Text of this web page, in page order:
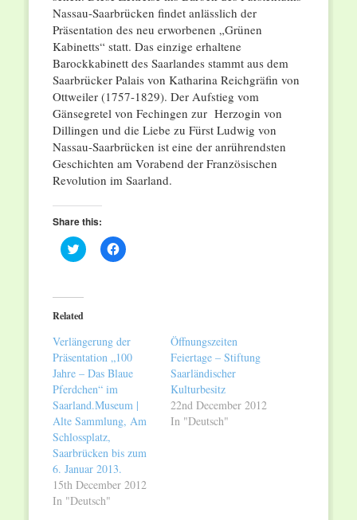
Nassau-Saarbrücken findet anlässlich der
Präsentation des neu erworbenen „Grünen
Kabinetts“ statt. Das einzige erhaltene
Barockkabinett des Saarlandes stammt aus dem
Saarbrücker Palais von Katharina Reichgräfin von
Ottweiler (1757-1829). Der Aufstieg vom
Gänsegretel von Fechingen zur Herzogin von
Dillingen und die Liebe zu Fürst Ludwig von
Nassau-Saarbrücken ist eine der anrührendsten
Geschichten am Vorabend der Französischen
Revolution im Saarland.
Share this:
Click
to
(Opens
in
new
Click
to
Related
Verlängerung der
Präsentation „100
Jahre – Das Blaue
Pferdchen“ im
Saarland.Museum |
Alte Sammlung, Am
Schlossplatz,
Saarbrücken bis zum
6. Januar 2013.
15th December 2012
In "Deutsch"
Öffnungszeiten
Feiertage – Stiftung
Saarländischer
Kulturbesitz
22nd December 2012
In "Deutsch"